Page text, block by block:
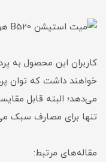
خواهند داشت که توان
می‌دهد؛ البته قابل
تنها برای مصارف سبک
مقاله‌های مرتبط: